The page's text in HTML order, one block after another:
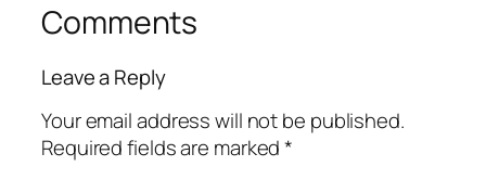
Comments
Leave a Reply
Your email address will not be published.
Required fields are marked*